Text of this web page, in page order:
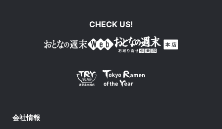
CHECK US!
会社情報